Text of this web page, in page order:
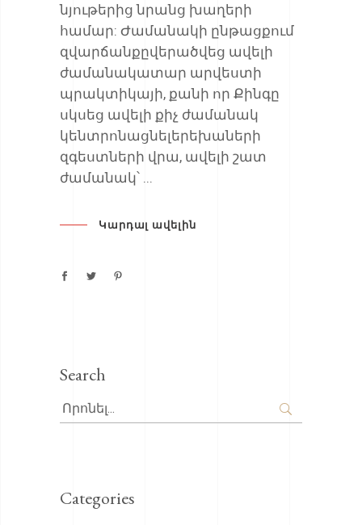
նյութերից նրանց խաղերի
համար: Ժամանակի ընթացքում
զվարճանքըվերածվեց ավելի
ժամանակատար արվեստի
պրակտիկայի, քանի որ Քինգը
սկսեց ավելի քիչ ժամանակ
կենտրոնացնելերեխաների
զգեստների վրա, ավելի շատ
ժամանակ՝
Կարդալ ավելին
Search
Search
for:
Categories